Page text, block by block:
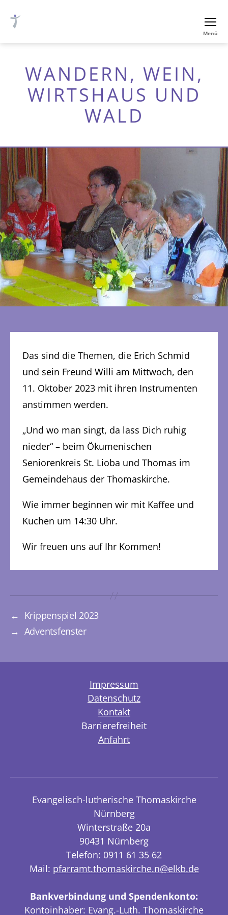
luth.
Nürnberg
Menü
WANDERN, WEIN,
WIRTSHAUS UND
WALD
Das sind die Themen, die Erich Schmid
und sein Freund Willi am Mittwoch, den
11. Oktober 2023 mit ihren Instrumenten
anstimmen werden.
„Und wo man singt, da lass Dich ruhig
nieder“ – beim Ökumenischen
Seniorenkreis St. Lioba und Thomas im
Gemeindehaus der Thomaskirche.
Wie immer beginnen wir mit Kaffee und
Kuchen um 14:30 Uhr.
Wir freuen uns auf Ihr Kommen!
← Krippenspiel 2023
→ Adventsfenster
Impressum
Datenschutz
Kontakt
Barrierefreiheit
Anfahrt
Evangelisch-lutherische Thomaskirche
Nürnberg
Winterstraße 20a
90431 Nürnberg
Telefon: 0911 61 35 62
Mail: pfarramt.thomaskirche.n@elkb.de
Bankverbindung und Spendenkonto:
Kontoinhaber: Evang.-Luth. Thomaskirche